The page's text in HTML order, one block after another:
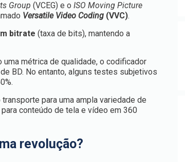
Group (VCEG) e oISO Moving Picture
Versatile Video Coding (VVC).
bitrate (taxa de bits), mantendo a
métrica de qualidade, o codificador
BD. No entanto, alguns testes subjetivos
para uma ampla variedade de
conteúdo de tela e vídeo em 360
revolução?